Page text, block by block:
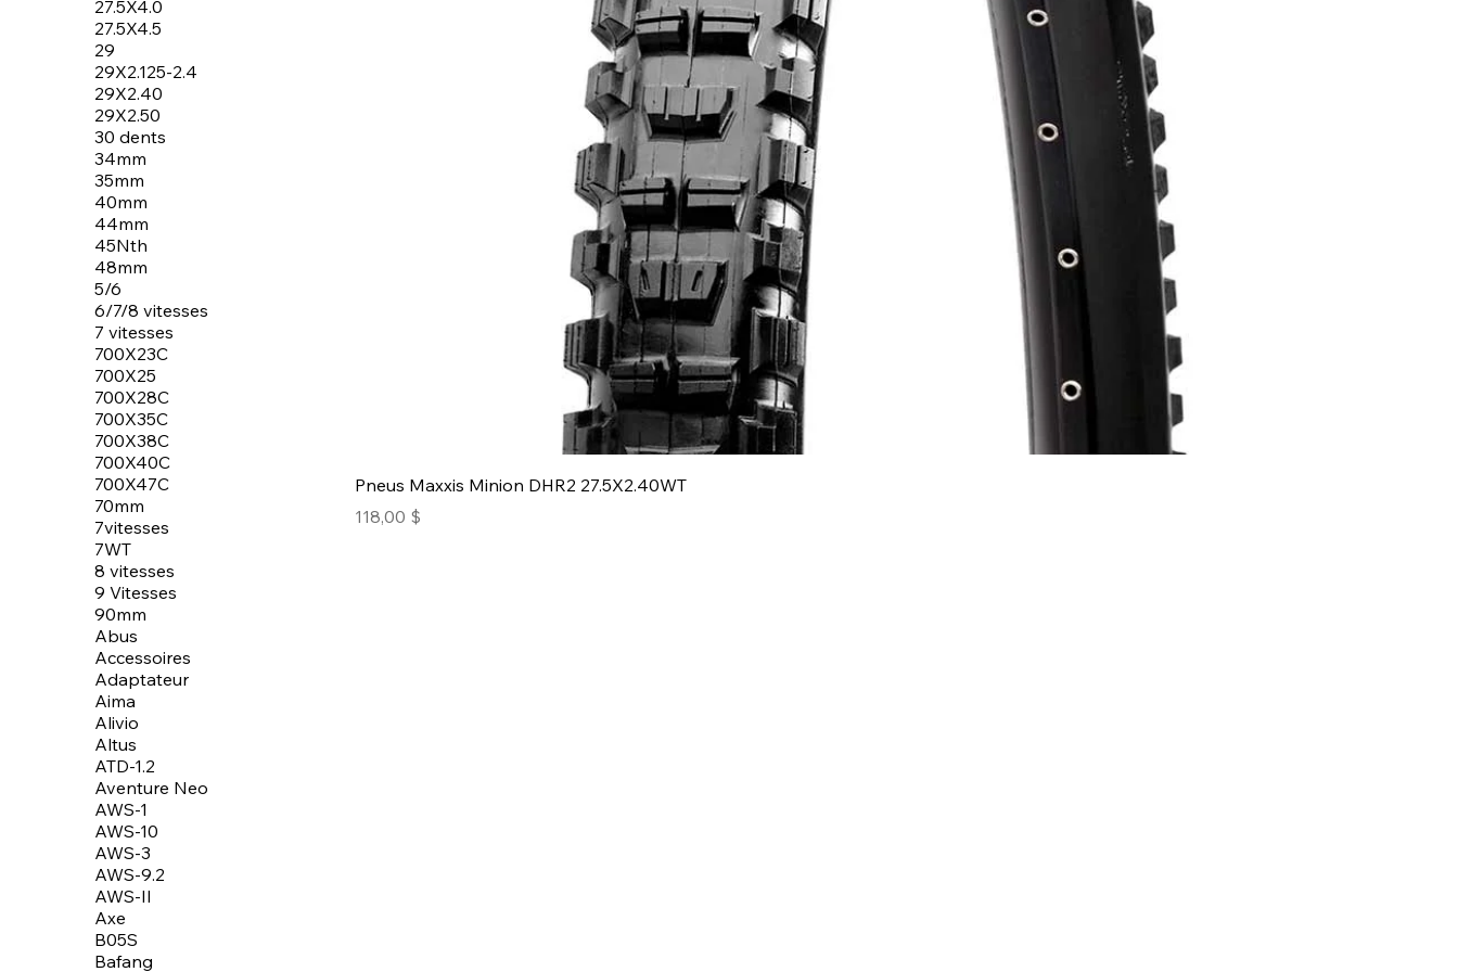
27.5X4.0
27.5X4.5
29
29X2.125-2.4
29X2.40
29X2.50
30 dents
34mm
35mm
40mm
44mm
45Nth
48mm
5/6
6/7/8 vitesses
7 vitesses
700X23C
700X25
700X28C
700X35C
700X38C
700X40C
700X47C
70mm
7vitesses
7WT
8 vitesses
9 Vitesses
90mm
Abus
Accessoires
Adaptateur
Aima
Alivio
Altus
ATD-1.2
Aventure Neo
AWS-1
AWS-10
AWS-3
AWS-9.2
AWS-II
Axe
B05S
Bafang
Pneus Maxxis Minion DHR2 27.5X2.40WT
Prix
118,00 $